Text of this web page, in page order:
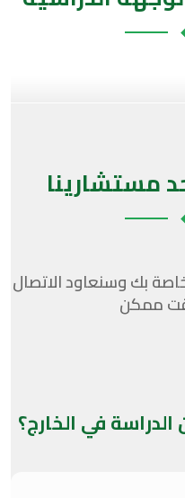
مستشارينا
بك وسنعاود الاتصال
ممكن
في الخارج؟